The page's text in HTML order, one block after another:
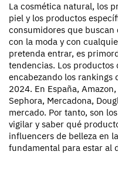
La cosmética natural, los
piel y los productos
consumidores que
con la moda y con
pretenda entrar, es
tendencias. Los productos
encabezando los rankings
2024. En España,
Sephora, Mercadona,
mercado. Por tanto, son
vigilar y saber qué
influencers de belleza en
fundamental para estar al